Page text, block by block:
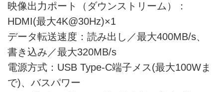
映像出力ポート（ダウンストリーム）：
HDMI(最大4K@30Hz)×1
データ転送速度：読み出し／最大400MB/s、
書き込み／最大320MB/s
電源方式：USB Type-C端子メス(最大100Wま
で)、バスパワー